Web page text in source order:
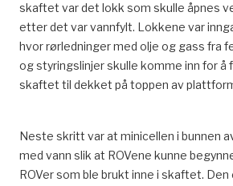
skaftet var det lokk som skulle åpnes
etter det var vannfylt. Lokkene var
hvor rørledninger med olje og gass fra
og styringslinjer skulle komme inn for å
skaftet til dekket på toppen av
Neste skritt var at minicellen i bunnen
med vann slik at ROVene kunne
ROVer som ble brukt inne i skaftet. Den